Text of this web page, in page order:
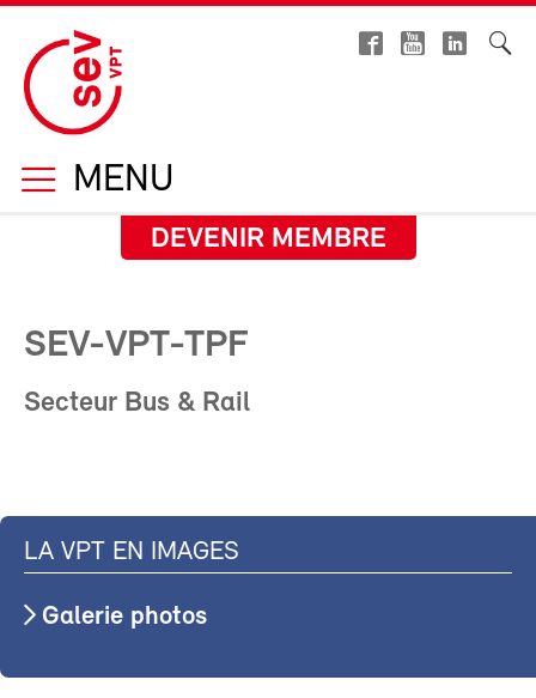
MENU
DEVENIR MEMBRE
SEV-VPT-TPF
Secteur Bus & Rail
LA VPT EN IMAGES
Galerie photos